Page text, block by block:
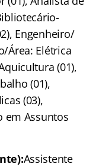
Engenheiro/
Área: Elétrica
(01),
(01),
(03),
em Assuntos
Assistente